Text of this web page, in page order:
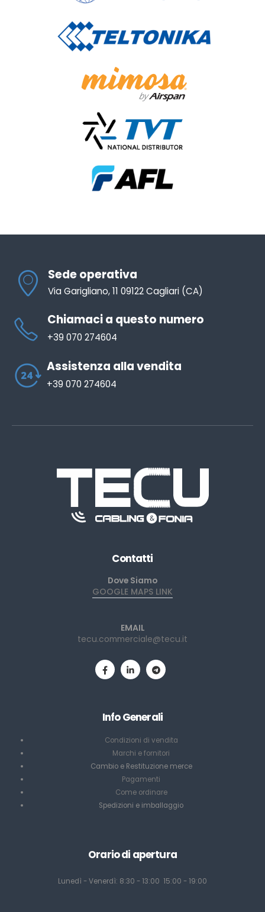
Sede operativa
Via Garigliano, 11 09122 Cagliari (CA)
Chiamaci a questo numero
+39 070 274604
Assistenza alla vendita
+39 070 274604
Contatti
Dove Siamo
GOOGLE MAPS LINK
EMAIL
tecu.commerciale@tecu.it
Info Generali
Condizioni di vendita
Marchi e fornitori
Cambio e Restituzione merce
Pagamenti
Come ordinare
Spedizioni e imballaggio
Orario di apertura
Lunedì - Venerdì: 8:30 - 13:00 15:00 - 19:00